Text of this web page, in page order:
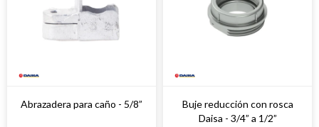
Abrazadera para caño - 5/8”
Buje reducción con rosca
Daisa - 3/4” a 1/2”